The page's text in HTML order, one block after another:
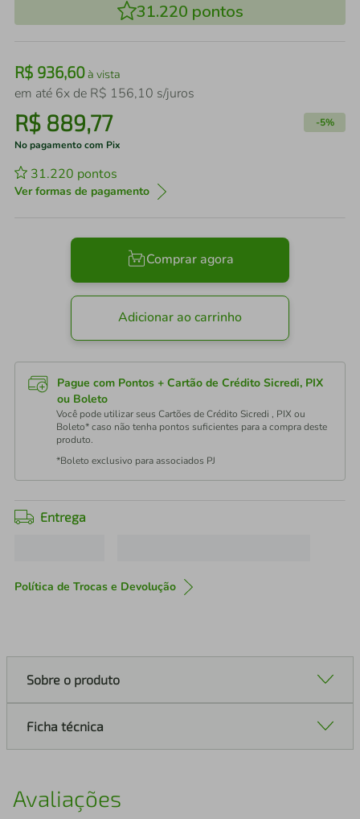
31.220 pontos
R$ 936,60à vista
em até 6x de R$ 156,10 s/juros
R$ 889,77 -5%
No pagamento com Pix
31.220 pontos
Ver formas de pagamento
Comprar agora
Adicionar ao carrinho
Pague com Pontos + Cartão de Crédito Sicredi, PIX
ou Boleto
Você pode utilizar seus Cartões de Crédito Sicredi , PIX ou
Boleto* caso não tenha pontos suficientes para a compra deste
produto.
*Boleto exclusivo para associados PJ
Entrega
Política de Trocas e Devolução
Sobre o produto
Ficha técnica
Avaliações